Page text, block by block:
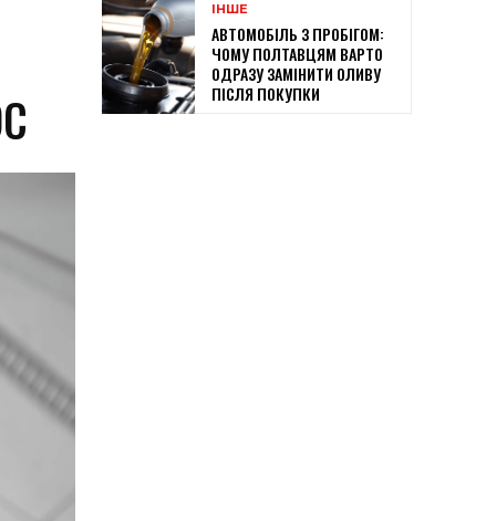
ІНШЕ
АВТОМОБІЛЬ З ПРОБІГОМ:
ЧОМУ ПОЛТАВЦЯМ ВАРТО
ОДРАЗУ ЗАМІНИТИ ОЛИВУ
ПІСЛЯ ПОКУПКИ